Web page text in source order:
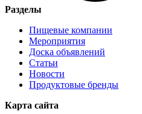
Разделы
Пищевые компании
Мероприятия
Доска объявлений
Статьи
Новости
Продуктовые бренды
Карта сайта